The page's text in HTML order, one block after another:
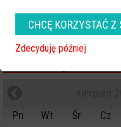
Kościół i
TV Ostrołęka
Pn
Wt Śr Cz
CHCĘ KORZYSTAĆ
Zdecyduję później